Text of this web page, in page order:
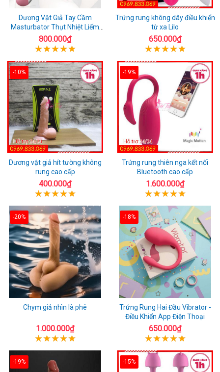
Dương Vật Giả Tay Cầm
Masturbator Thụt Nhiệt Liếm
Rung
800.000₫
Trứng rung không dây điều khiển
từ xa Lilo
650.000₫
-10%
Dương vật giả hít tường không
rung cao cấp
400.000₫
-19%
Trứng rung thiên nga kết nối
Bluetooth cao cấp
1.600.000₫
-20%
Chym giả nhìn là phê
1.000.000₫
-18%
Trứng Rung Hai Đầu Vibrator -
Điều Khiển App Điện Thoại
650.000₫
-19% -15%